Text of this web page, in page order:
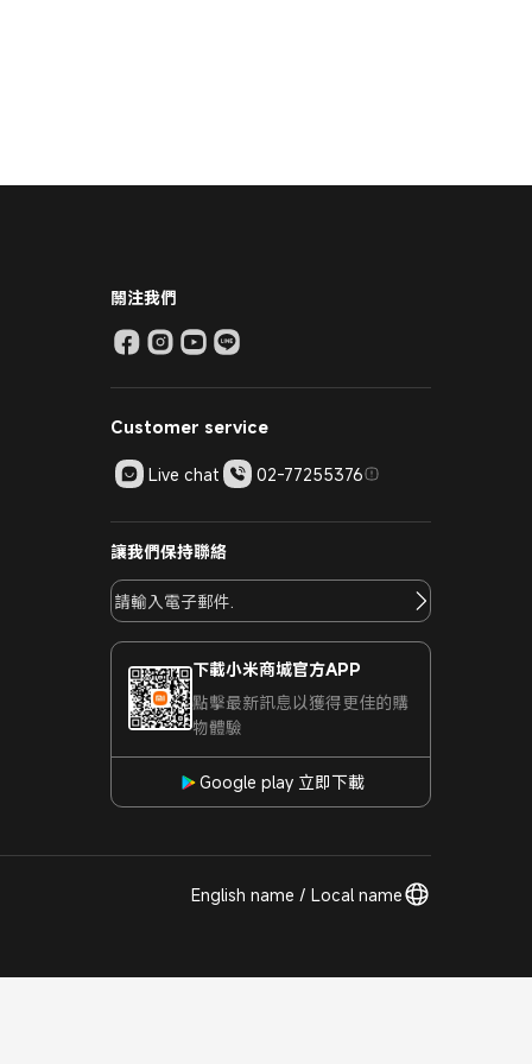
關注我們
Customer service
Live chat 02-77255376
讓我們保持聯絡
下載小米商城官方APP
點擊最新訊息以獲得更佳的購
物體驗
Google play 立即下載
English name / Local name